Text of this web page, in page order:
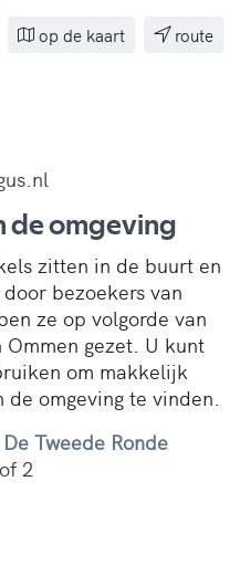
route
op de kaart
de omgeving
zitten in de buurt en
bezoekers van
ze op volgorde van
gezet. U kunt
om makkelijk
omgeving te vinden.
Tweede Ronde
2